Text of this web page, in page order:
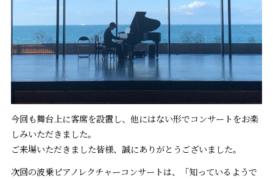
今回も舞台上に客席を設置し、他にはない形でコンサートをお楽
しみいただきました。
ご来場いただきました皆様、誠にありがとうございました。
次回の波乗ピアノレクチャーコンサートは、「知っているようで